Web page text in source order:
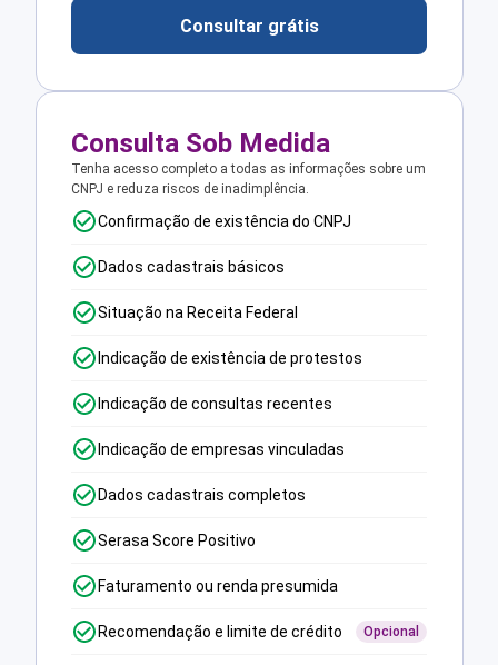
Consultar grátis
Consulta Sob Medida
Tenha acesso completo a todas as informações sobre um
CNPJ e reduza riscos de inadimplência.
Confirmação de existência do CNPJ
Dados cadastrais básicos
Situação na Receita Federal
Indicação de existência de protestos
Indicação de consultas recentes
Indicação de empresas vinculadas
Dados cadastrais completos
Serasa Score Positivo
Faturamento ou renda presumida
Recomendação e limite de crédito Opcional